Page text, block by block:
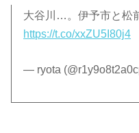
大谷川…。伊予市と松
https://t.co/xxZU5I80j4
— ryota